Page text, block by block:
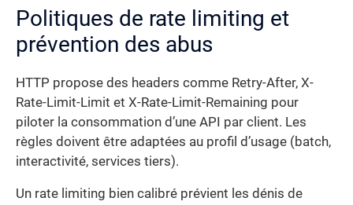
Politiques de rate limiting et
prévention des abus
HTTP propose des headers comme Retry-After, X-
Rate-Limit-Limit et X-Rate-Limit-Remaining pour
piloter la consommation d’une API par client. Les
règles doivent être adaptées au profil d’usage (batch,
interactivité, services tiers).
Un rate limiting bien calibré prévient les dénis de